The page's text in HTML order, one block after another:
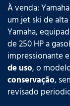
À venda:
um jet ski de
Yamaha,
de 250 HP a
impressionante
de uso, o
conservação,
revisado